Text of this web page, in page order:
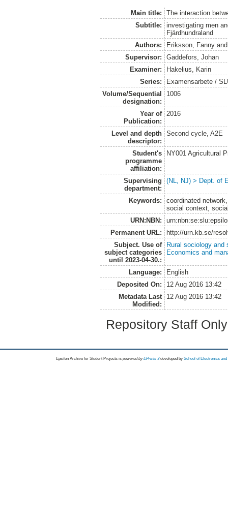
Main title:
The interaction
Subtitle:
investigating men
Fjärdhundraland
Authors:
Eriksson, Fanny
Supervisor:
Gaddefors, Johan
Examiner:
Hakelius, Karin
Series:
Examensarbete /
Volume/Sequential
designation:
1006
Year of
Publication:
2016
Level and depth
descriptor:
Second cycle, A2E
Student's
programme
affiliation:
NY001 Agricultural
Supervising
department:
(NL, NJ) > Dept. of
Keywords:
coordinated
social context,
URN:NBN:
Permanent URL:
http://urn.kb.se/
Subject. Use of
subject categories
until 2023-04-30.:
Rural sociology and
Economics and
Language:
English
Deposited On:
12 Aug 2016 13:42
Metadata Last
Modified:
12 Aug 2016 13:42
Repository Staff
Epsilon Archive for Student Projects is powored byEPrints 3 developed by School of Electronics